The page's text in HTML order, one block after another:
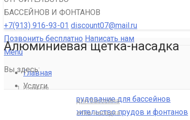
БАССЕЙНОВ И ФОНТАНОВ
+7(913) 916-93-01 discount07@mail.ru
Позвонить бесплатно Написать нам
Menu
Главная
Услуги
Оборудование для бассейнов
Строительство прудов и фонтанов
Алюминиевая щетка-насадка
Вы здесь:
Главная
Купить пылесос для бассейна
Алюминиевая щетка-насадка